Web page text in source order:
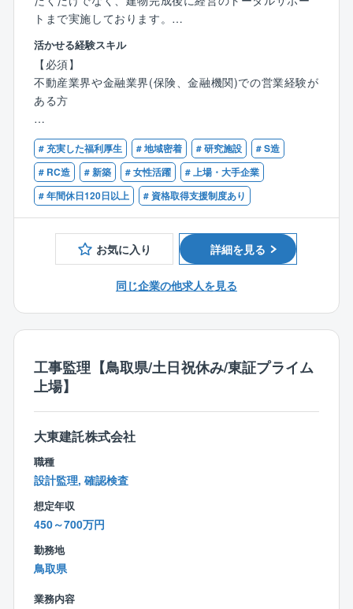
トまで実施しております。
【詳細】
〇土地活用のニーズやお悩みのあるお客様に対し、賃
貸住宅（アパートや中高層マンション）経営により、
資産価値を高めていただくための事業をご提案してい
ただきます。※価格帯は数千万～2億程／1物件
〇事業の提案時には、ニーズと資産状況を踏まえたコ
ンサルティング営業を実施します。※不動産業界の経験
に留まらず、金融業界での経験や知識を活かしていた
だける環境がございます。
〇金融機関や税理士等からの紹介や、同社で過去物件
を建てていただいたオーナーからの依頼、テレアポ等
の新規営業等を通じて商談機会を創出し、受注に繋げ
〇受注物件の粗利ベースでインセンティブの支給もあ
っています。
【特徴】
■中途社員の方も多く在籍しており、新卒中途関係なく
公平な評価制度を定めています。
■平均年収は863万円！平均の残業時間は30時間程度と
待遇並びにワークライフバランスの改善も図れます。
■部署ごとに分かれてはいますが、部門としては幅広い
対象物を扱っている為、様々な建築物に携わるチャン
スも有ります！
活かせる経験スキル
【必須】
不動産業界や金融業界(保険、金融機関)での営業経験が
ある方
【歓迎】
不動産や金融に関する資格(宅地建物取引士やファイナ
ンシャルプランナー等)
# 充実した福利厚生 # 地域密着 # 研究施設
# S造
# RC造
# 新築 # 女性活躍
# 上場・大手企業
# 年間休日120日以上
# 資格取得支援制度あり
お気に入り 詳細を見る
同じ企業の他求人を見る
工事監理【鳥取県/土日祝休み/東証プライム
上場】
大東建託株式会社
職種
設計監理, 確認検査
想定年収
450～700万円
勤務地
鳥取県
業務内容